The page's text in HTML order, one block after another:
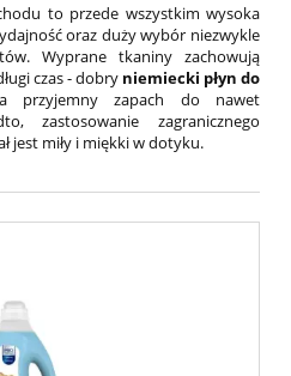
to przede wszystkim wysoka
oraz duży wybór niezwykle
Wyprane tkaniny zachowują
czas - dobry niemiecki płyn do
przyjemny zapach do nawet
zastosowanie zagranicznego
jest miły i miękki w dotyku.